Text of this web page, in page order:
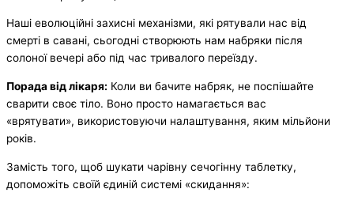
Наші еволюційні захисні механізми, які рятували нас від
смерті в савані, сьогодні створюють нам набряки після
солоної вечері або під час тривалого переїзду.
Порада від лікаря: Коли ви бачите набряк, не поспішайте
сварити своє тіло. Воно просто намагається вас
«врятувати», використовуючи налаштування, яким мільйони
років.
Замість того, щоб шукати чарівну сечогінну таблетку,
допоможіть своїй єдиній системі «скидання»: